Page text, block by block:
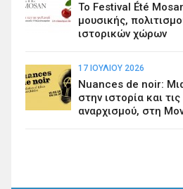
Το Festival Été
μουσικής,
ιστορικών χώρων
17 ΙΟΥΛΊΟΥ 2026
Nuances de noir:
στην ιστορία και
αναρχισμού, στη